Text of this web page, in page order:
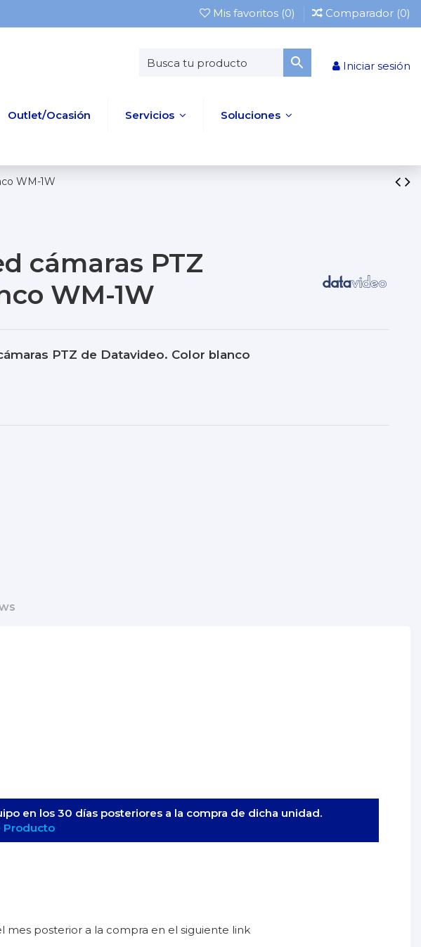
Mis favoritos (0) Comparador (0)
Iniciar sesión
Outlet/Ocasión Servicios Soluciones
WM-1W
cámaras PTZ
WM-1W
PTZ de Datavideo. Color blanco
en los 30 días posteriores a la compra de dicha unidad.
Producto
mes posterior a la compra en el siguiente link